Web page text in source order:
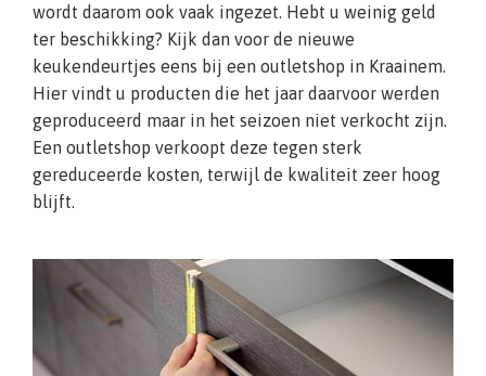
wordt daarom ook vaak ingezet. Hebt u weinig geld
ter beschikking? Kijk dan voor de nieuwe
keukendeurtjes eens bij een outletshop in Kraainem.
Hier vindt u producten die het jaar daarvoor werden
geproduceerd maar in het seizoen niet verkocht zijn.
Een outletshop verkoopt deze tegen sterk
gereduceerde kosten, terwijl de kwaliteit zeer hoog
blijft.